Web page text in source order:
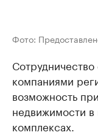
Фото:
компаниями
возможность
недвижимости
комплексах.